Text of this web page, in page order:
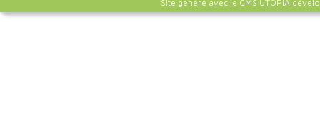
Site généré avec le CMS UTOPIA